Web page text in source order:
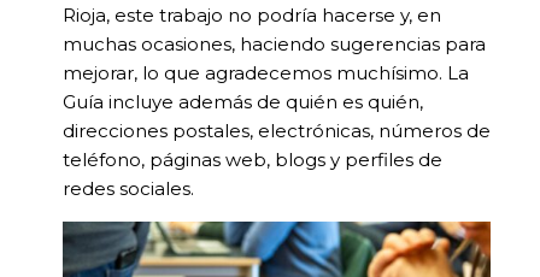
Rioja, este trabajo no podría hacerse y, en
muchas ocasiones, haciendo sugerencias para
mejorar, lo que agradecemos muchísimo. La
Guía incluye además de quién es quién,
direcciones postales, electrónicas, números de
teléfono, páginas web, blogs y perfiles de
redes sociales.